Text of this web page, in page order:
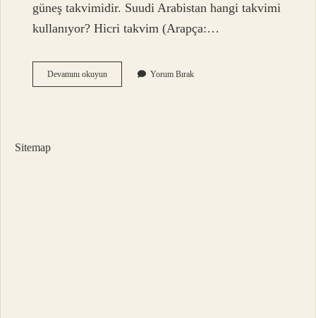
güneş takvimidir. Suudi Arabistan hangi takvimi
kullanıyor? Hicri takvim (Arapça:…
Devamını okuyunMiladi
Takvimi
Yorum Bırak
Sitemap